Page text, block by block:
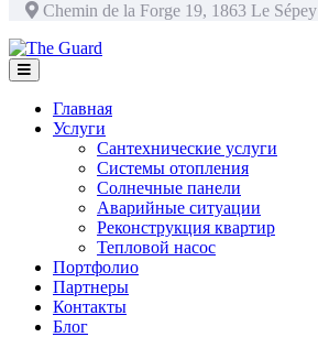
Chemin de la Forge 19, 1863 Le Sépey
Главная
Услуги
Сантехнические услуги
Системы отопления
Солнечные панели
Аварийные ситуации
Реконструкция квартир
Тепловой насос
Портфолио
Партнеры
Контакты
Блог